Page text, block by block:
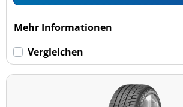
Mehr Informationen
Vergleichen